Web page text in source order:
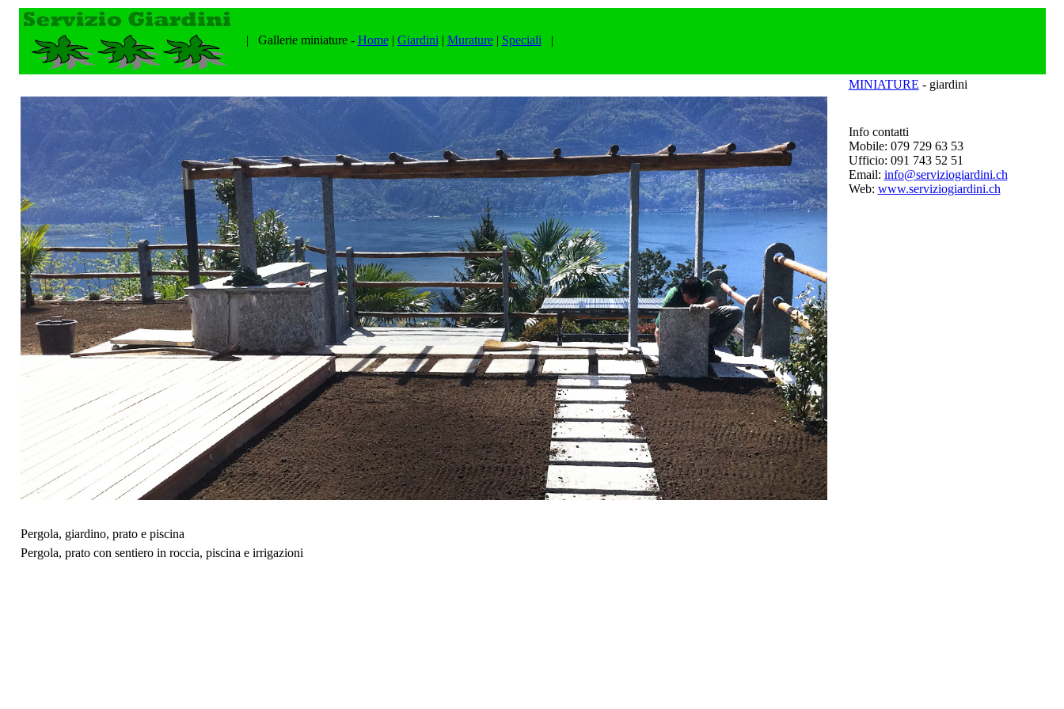
| Gallerie miniature - Home| Giardini | Murature| Speciali |
MINIATURE - giardini
Info contatti
Mobile: 079 729 63 53
Ufficio: 091 743 52 51
Email: info@serviziogiardini.ch
Web: www.serviziogiardini.ch
Pergola, giardino, prato e piscina
Pergola, prato con sentiero in roccia, piscina e irrigazioni